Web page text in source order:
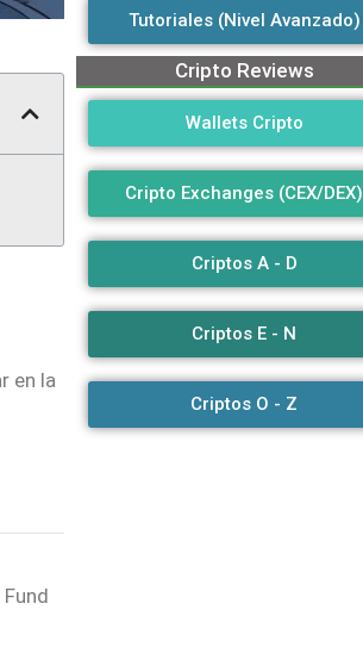
en la
Tutoriales (Nivel Avanzado)
Cripto Reviews
Wallets Cripto
Cripto Exchanges (CEX/DEX)
Criptos A - D
Criptos E - N
Criptos O - Z